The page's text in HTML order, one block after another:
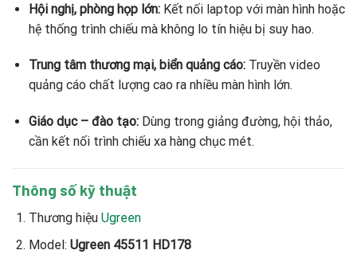
Hội nghị, phòng họp lớn:Kết nối laptop với màn hình hoặc
hệ thống trình chiếu mà không lo tín hiệu bị suy hao.
Trung tâm thương mại, biển quảng cáo:Truyền video
quảng cáo chất lượng cao ra nhiều màn hình lớn.
Giáo dục – đào tạo:Dùng trong giảng đường, hội thảo,
cần kết nối trình chiếu xa hàng chục mét.
Thông số kỹ thuật
Thương hiệu Ugreen
Model: Ugreen 45511 HD178